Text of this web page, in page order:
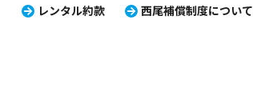
レンタル約款 西尾補償制度について